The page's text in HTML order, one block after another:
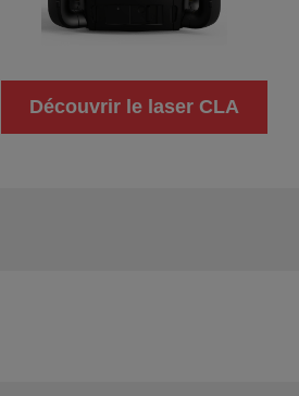
Découvrir le laser CLA